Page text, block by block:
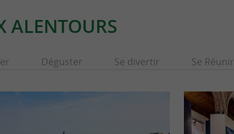
ALENTOURS
Déguster Se divertir Se Réunir